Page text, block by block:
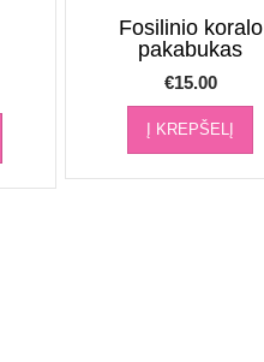
Fosilinio koralo
pakabukas
€15.00
Į KREPŠELĮ